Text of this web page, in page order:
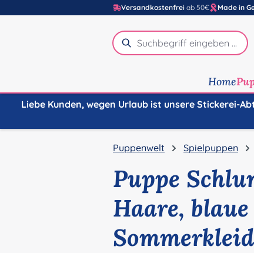
Hauptinhalt springen
Zur Suche springen
Zur Hauptnavigation springen
Versandkostenfrei ab 50€ Made in
Home
Liebe Kunden, wegen Urlaub ist unsere Stickerei-
Puppenwelt Spielpuppen
Puppe
Haare,